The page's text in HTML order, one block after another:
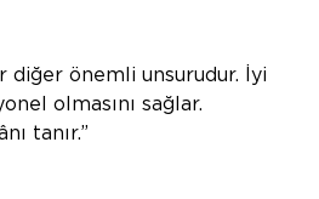
diğer önemli unsurudur. İyi
olmasını sağlar.
tanır.”